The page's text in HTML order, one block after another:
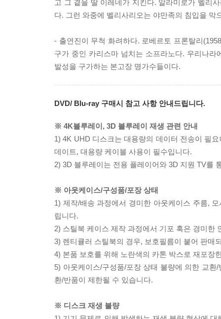
고 그 곁을 딸 이레네가 지킨다. 알라미로가 벨리
다. 그런 와중에 벨리사리오는 야만족의 침입을 막
- 출연진이 무척 화려하다. 로베르토 프론탈리
구가 중인 카리스마 넘치는 소프라노다. 우리나
발성을 구가하는 본고장 명가수들이다.
DVD/ Blu-ray 구매시 참고 사항 안내드립니다.
※ 4K블루레이, 3D 블루레이 재생 관련 안내
1) 4K UHD 디스크는 대용량의 데이터 전송이 필
데이트, 대용량 케이블 사용이 필수입니다.
2) 3D 블루레이는 전용 플레이어와 3D 지원 TV를
※ 아웃케이스/구성품/포장 상태
1) 제작/배송 과정에서 경미한 아웃케이스 주름,
립니다.
2) 스틸북 케이스 제작 과정에서 기포 혹은 경미한
3) 렌티큘러 스틸북의 경우, 보호필름이 붙어 판매
4) 본품 보호를 위해 노란색의 카톤 박스로 재포장
5) 아웃케이스/구성품/포장 상태 불량에 의한 교
환/반품이 제한될 수 있습니다.
※ 디스크 재생 불량